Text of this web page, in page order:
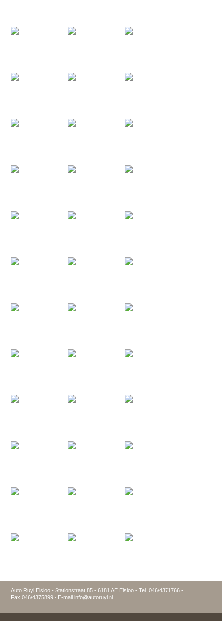
Auto Ruyl Elsloo - Stationstraat 85 - 6181 AE Elsloo - Tel. 046/4371766 -
Fax 046/4375899 - E-mail info@autoruyl.nl